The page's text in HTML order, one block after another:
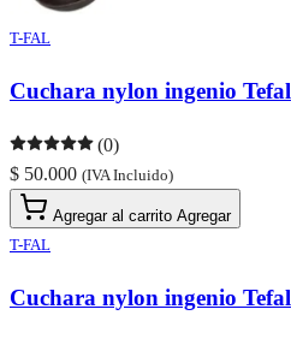
T-FAL
Cuchara nylon ingenio Tefal
(0)
$ 50.000 (IVA Incluido)
Agregar al carrito Agregar
T-FAL
Cuchara nylon ingenio Tefal